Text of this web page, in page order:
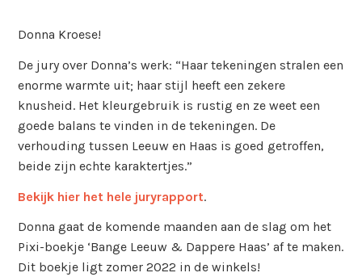
Donna Kroese!
De jury over Donna’s werk: “Haar tekeningen stralen een
enorme warmte uit; haar stijl heeft een zekere
knusheid. Het kleurgebruik is rustig en ze weet een
goede balans te vinden in de tekeningen. De
verhouding tussen Leeuw en Haas is goed getroffen,
beide zijn echte karaktertjes.”
Bekijk hier het hele juryrapport.
Donna gaat de komende maanden aan de slag om het
Pixi-boekje ‘Bange Leeuw & Dappere Haas’ af te maken.
Dit boekje ligt zomer 2022 in de winkels!